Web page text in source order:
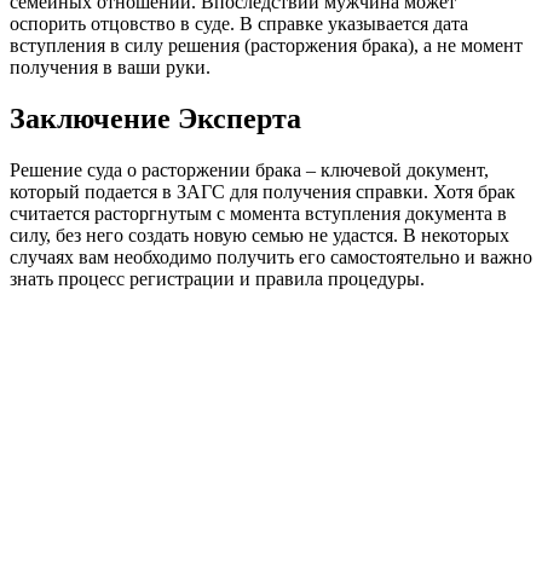
оспорить отцовство в суде. В справке указывается дата
вступления в силу решения (расторжения брака), а не момент
получения в ваши руки.
Заключение Эксперта
Решение суда о расторжении брака – ключевой документ,
который подается в ЗАГС для получения справки. Хотя брак
считается расторгнутым с момента вступления документа в
силу, без него создать новую семью не удастся. В некоторых
случаях вам необходимо получить его самостоятельно и важно
знать процесс регистрации и правила процедуры.